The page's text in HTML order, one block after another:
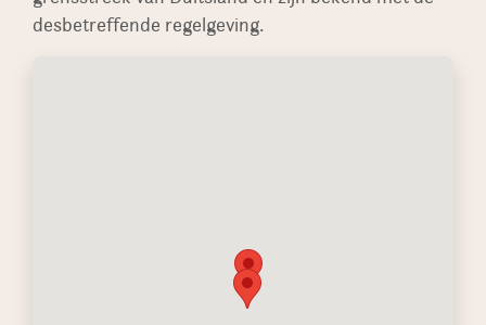
desbetreffende regelgeving.